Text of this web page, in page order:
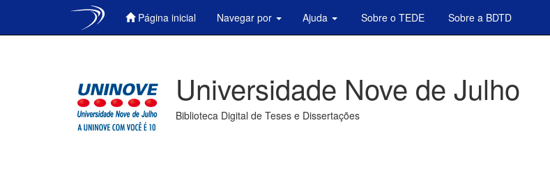
Página inicial Navegar por Ajuda Sobre o TEDE Sobre a BDTD
Universidade Nove de Julho
Biblioteca Digital de Teses e Dissertações